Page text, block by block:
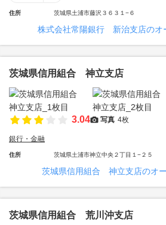
住所 茨城県土浦市藤沢３６３１−６
株式会社常陽銀行 新治支店のオ
茨城県信用組合 神立支店
3.04 写真 4枚
銀行・金融
住所 茨城県土浦市神立中央２丁目１−２５
茨城県信用組合 神立支店のオ
茨城県信用組合 荒川沖支店